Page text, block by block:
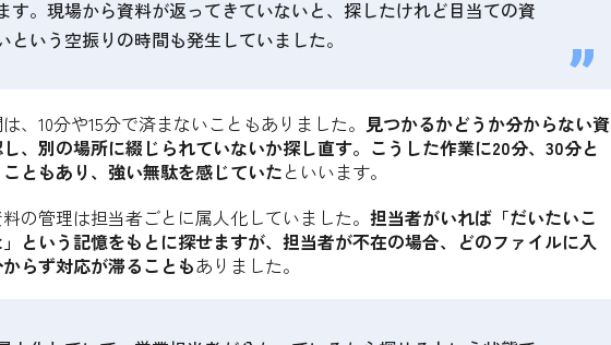
す。現場から資料が返ってきていないと、探したけれど目当ての資
という空振りの時間も発生していました。
、10分や15分で済まないこともありました。 見つかるかどうか分からない資
、別の場所に綴じられていないか探し直す。こうした作業に20分、30分と
ともあり、強い無駄を感じていたといいます。
の管理は担当者ごとに属人化していました。 担当者がいれば「だいたいこ
という記憶をもとに探せますが、担当者が不在の場合、どのファイルに入
らず対応が滞ることもありました。